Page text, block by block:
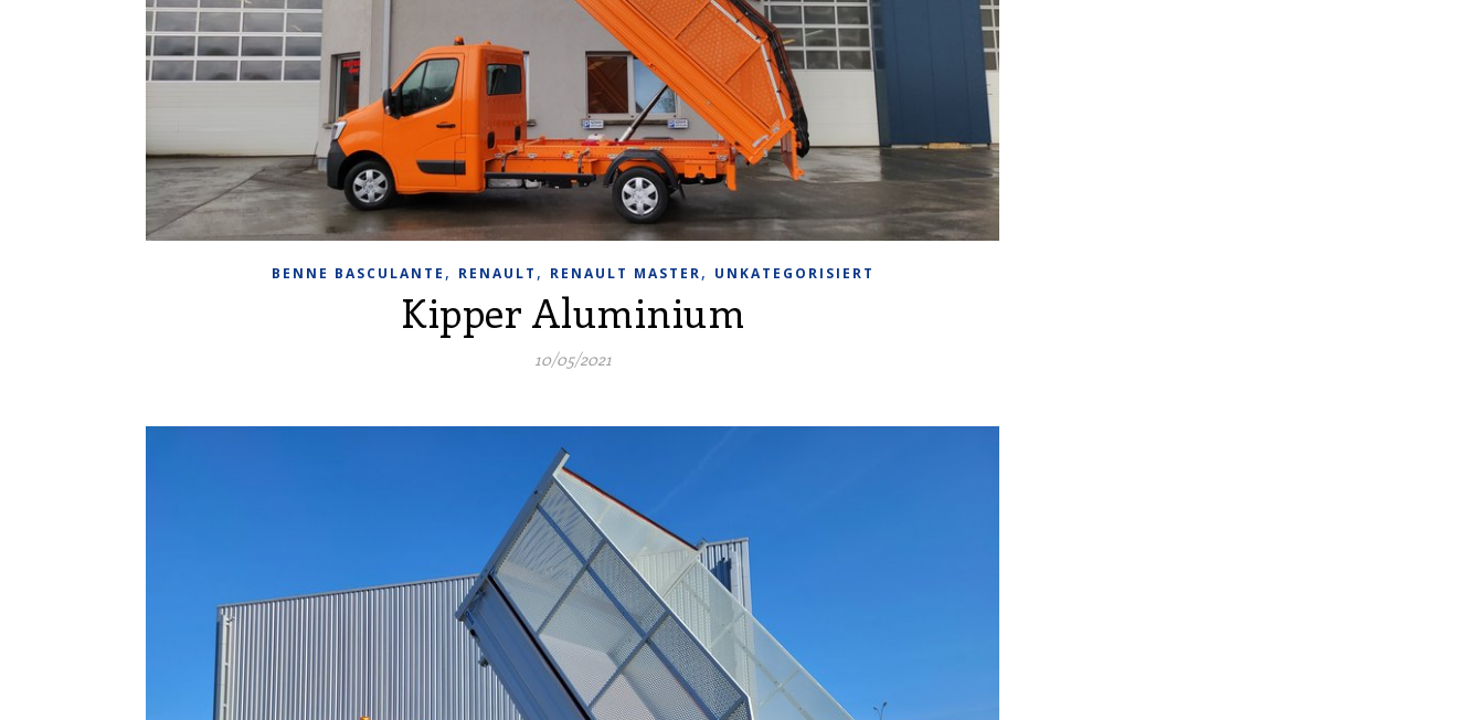
BENNE BASCULANTE , RENAULT , RENAULT MASTER, UNKATEGORISIERT
Kipper Aluminium
10/05/2021